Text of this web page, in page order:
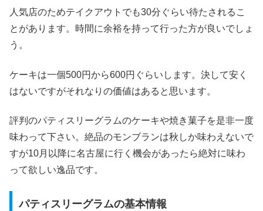
人気店のためテイクアウトでも30分ぐらい待たされるこ
とがあります。時間に余裕を持って行った方が良いでしょ
う。
ケーキは一個500円から600円ぐらいします。決して安く
はないですがそれなりの価値はあると思います。
評判のパティスリーグラムのケーキや焼き菓子を是非一度
味わって下さい。絶品のモンブランは秋しか味わえないで
すが10月以降に名古屋に行く機会があったら絶対に味わ
って欲しい逸品です。
パティスリーグラムの基本情報